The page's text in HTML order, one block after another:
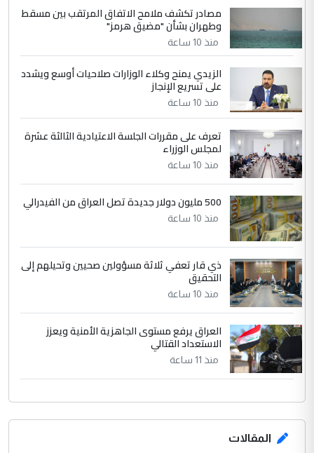
الجواهري يرد على صدام حسين سل
مضجعيك يابن الزنا (نص كامل)
5
التعليق : تحياتي لك استاذ حامدتركان. كلام
دقيق ومسؤول؛ فالاستثمار الحقيقي للإنسان
الموضوع :
بين الإهمال واغتصاب الأرض.. بلاد
الرافدين تعاني الجفاف والتصحر!!
مصادر تكشف ملامح الاتفاق المرتقب بين مسقط
وطهران بشأن "مضيق هرمز"
منذ 10 ساعة
الزيدي يمنح وكلاء الوزارات صلاحيات أوسع ويشدد
على تسريع الإنجاز
منذ 10 ساعة
تعرف على مقررات الجلسة الاعتيادية الثالثة عشرة
لمجلس الوزراء
منذ 10 ساعة
500 مليون دولار جديدة تصل العراق من الفيدرالي
منذ 10 ساعة
ذي قار تعفي ثلاثة مسؤولين صحيين وتحيلهم إلى
التحقيق
منذ 10 ساعة
العراق يرفع مستوى الجاهزية الأمنية ويعزز
الاستعداد القتالي
منذ 11 ساعة
المقالات